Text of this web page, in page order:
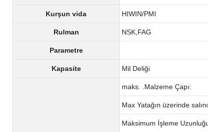
Kurşun vida HIWIN/PMI
Rulman NSK,FAG
Parametre
Kapasite Mil Deliği
maks. .Malzeme Çapı:
Max Yatağın üzerinde salıncak
Maksimum İşleme Uzunluğu